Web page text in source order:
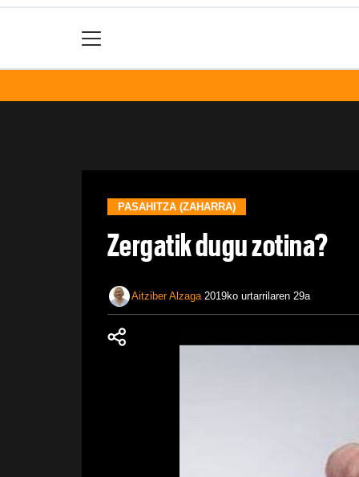
PASAHITZA (ZAHARRA)
Zergatik dugu zotina?
Aitziber Alzaga 2019ko urtarrilaren 29a